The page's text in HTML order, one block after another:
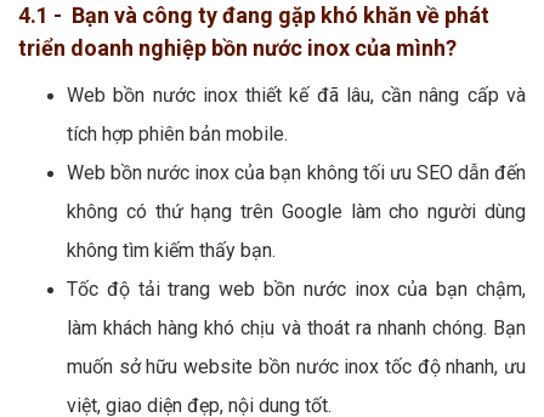
4.1 - Bạn và công ty đang gặp khó khăn về phát
triển doanh nghiệp bồn nước inox của mình?
Web bồn nước inox thiết kế đã lâu, cần nâng cấp và
tích hợp phiên bản mobile.
Web bồn nước inox của bạn không tối ưu SEO dẫn đến
không có thứ hạng trên Google làm cho người dùng
không tìm kiếm thấy bạn.
Tốc độ tải trang web bồn nước inox của bạn chậm,
làm khách hàng khó chịu và thoát ra nhanh chóng. Bạn
muốn sở hữu website bồn nước inox tốc độ nhanh, ưu
việt, giao diện đẹp, nội dung tốt.